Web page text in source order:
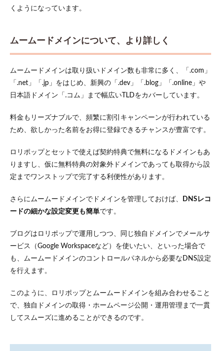
くようになっています。
ムームードメインについて、より詳しく
ムームードメインは取り扱いドメイン数も非常に多く、「.com」
「.net」「.jp」をはじめ​、新興の「.dev」「.blog」「.online」や
日本語ドメイン「.コム」まで幅広いTLDをカバーしています。
料金もリーズナブルで、頻繁に割引キャンペーンが行われている
ため、欲しかった名前をお得に登録できるチャンスが豊富です。
ロリポップとセットで使えば契約特典で無料になるドメインもあ
りますし、仮に無料特典の対象外ドメインであっても取得から設
定までワンストップで完了する利便性があります。
さらにムームードメインでドメインを管理しておけば、
DNSレコ
ードの細かな設定変更も簡単です​。
ブログはロリポップで運用しつつ、同じ独自ドメインでメールサ
ービス（Google Workspaceなど）を使いたい、といった場合で
も、ムームードメインのコントロールパネルから必要なDNS設定
を行えます。
このように、ロリポップとムームードメインを組み合わせること
で、独自ドメインの取得・ホームページ公開・運用管理まで一貫
してスムーズに進めることができるのです。